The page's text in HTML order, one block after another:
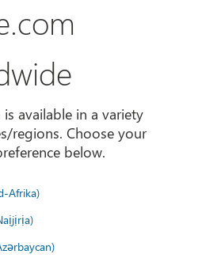
available in a variety
regions. Choose your
below.
Afrika)